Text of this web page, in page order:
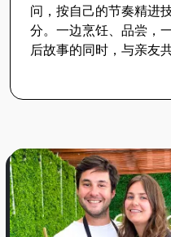
问，按自己的节奏精进
分。一边烹饪、品尝，
后故事的同时，与亲友